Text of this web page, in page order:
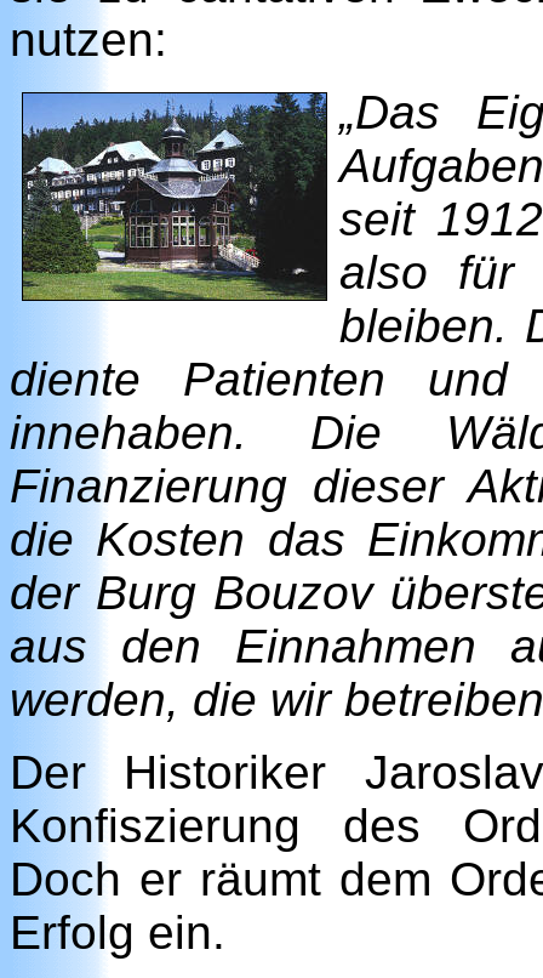
nutzen:
„Das
seit
also für
bleiben.
diente Patienten
innehaben. Die
Finanzierung dieser
die Kosten das
der Burg Bouzov
aus den Einnahmen
werden, die wir
Der Historiker
Konfiszierung des
Doch er räumt dem
Erfolg ein.